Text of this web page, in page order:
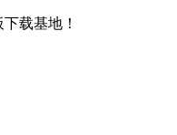
载基地！